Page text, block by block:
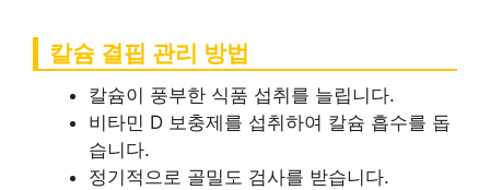
칼슘 결핍 관리 방법
칼슘이 풍부한 식품 섭취를 늘립니다.
비타민 D 보충제를 섭취하여 칼슘 흡수를 돕
습니다.
정기적으로 골밀도 검사를 받습니다.